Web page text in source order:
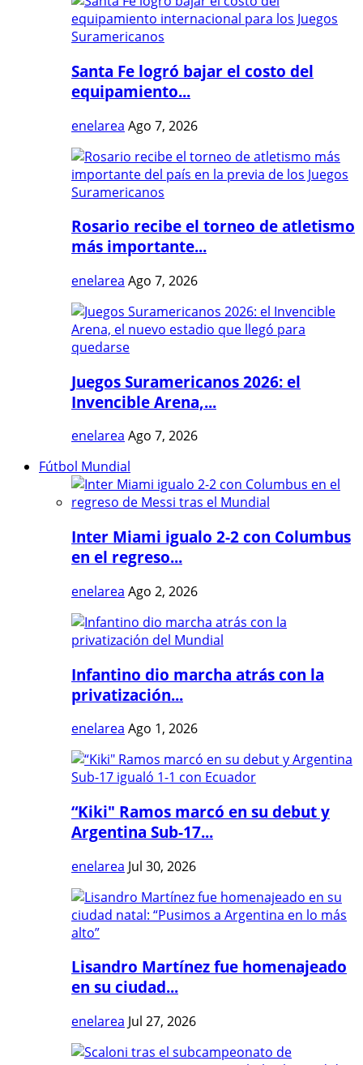
Santa Fe logró bajar el costo del
equipamiento...
enelarea Ago 7, 2026
Rosario recibe el torneo de atletismo
más importante...
enelarea Ago 7, 2026
Juegos Suramericanos 2026: el
Invencible Arena,...
enelarea Ago 7, 2026
Fútbol Mundial
Inter Miami igualo 2-2 con Columbus
en el regreso...
enelarea Ago 2, 2026
Infantino dio marcha atrás con la
privatización...
enelarea Ago 1, 2026
“Kiki" Ramos marcó en su debut y
Argentina Sub-17...
enelarea Jul 30, 2026
Lisandro Martínez fue homenajeado
en su ciudad...
enelarea Jul 27, 2026